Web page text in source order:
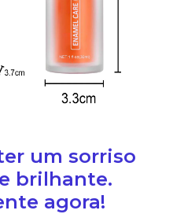
um sorriso
brilhante.
agora!